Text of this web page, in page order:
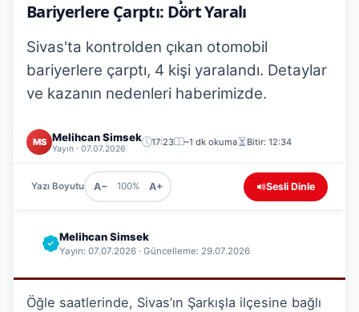
Bariyerlere Çarptı: Dört Yaralı
Sivas'ta kontrolden çıkan otomobil
bariyerlere çarptı, 4 kişi yaralandı. Detaylar
ve kazanın nedenleri haberimizde.
MS Melihcan Simsek
Yayın · 07.07.2026
17:23 ~1 dk okuma Bitir: 12:34
Yazı Boyutu A− 100% A+ Sesli Dinle
Melihcan Simsek
Yayın: 07.07.2026 · Güncelleme: 29.07.2026
Öğle saatlerinde, Sivas’ın Şarkışla ilçesine bağlı